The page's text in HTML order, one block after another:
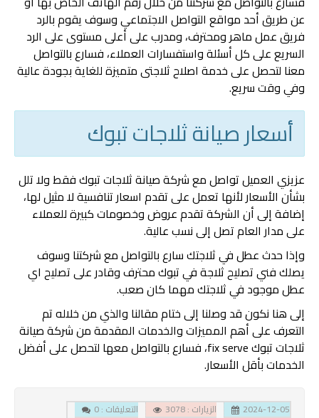
عن طريق أحد مواقع التواصل الاجتماعي وسوف يقوم بالرد
فريق عمل ماهر ومحترف، ومدرب على أعلى مستوى على الرد
السريع على كل أسئلة واستفسارات العملاء، فسارع بالتواصل
معنا لتحصل على خدمة اصلاح ثلاجتى متميزة للغاية بجودة عالية
وفي وقت سريع.
أسعار صيانة ثلاجات تبوك
عزيزي العميل تواصل مع شركة صيانة ثلاجات تبوك فقط ولا تلل
بشأن الأسعار لأنها تعمل على تقدم اسعار تنافسية لا مثيل لها،
إضافة إلى أن الشركة تقدم عروض وخصومات كبيرة للعملاء
على مدار العام تصل إلى نسب عالية.
وإذا حدث عطل في ثلاجتك سارع بالتواصل مع شركتنا وسوف
يصلك فني تصليح ثلاجة في تبوك محترف وقادر على تصليح اي
عطل موجود في ثلاجتك مهما كان صعب.
إلى هنا نكون قد وصلنا إلى ختام مقالنا والذي من خلاله تم
التعرف على أهم المميزات والخدمات المقدمة من شركة صيانة
ثلاجات تبوك fix serve، فسارع بالتواصل معها لتحصل على أفضل
الخدمات بأقل الأسعار.
2024-12-05 الزيارات : 3078 التعليقات : 0